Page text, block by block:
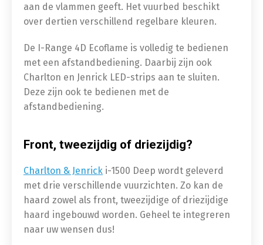
aan de vlammen geeft. Het vuurbed beschikt
over dertien verschillend regelbare kleuren.
De I-Range 4D Ecoflame is volledig te bedienen
met een afstandbediening. Daarbij zijn ook
Charlton en Jenrick LED-strips aan te sluiten.
Deze zijn ook te bedienen met de
afstandbediening.
Front, tweezijdig of driezijdig?
Charlton & Jenrick i-1500 Deep wordt geleverd
met drie verschillende vuurzichten. Zo kan de
haard zowel als front, tweezijdige of driezijdige
haard ingebouwd worden. Geheel te integreren
naar uw wensen dus!